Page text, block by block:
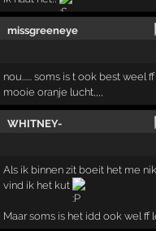
missgreeneye
nou...... soms is t ook best weel
mooie oranje lucht,,,,
WHITNEY-
Als ik binnen zit boeit het me
vind ik het kut
Maar soms is het idd ook wel ff